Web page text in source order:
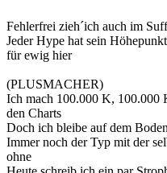
Fehlerfrei zieh´ich auch im
Jeder Hype hat sein
für ewig hier
(PLUSMACHER)
Ich mach 100.000 K, 100.000
den Charts
Doch ich bleibe auf dem Boden
Immer noch der Typ mit der
ohne